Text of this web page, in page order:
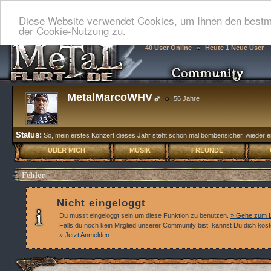
Diese Website verwendet Cookies, um Ihnen den
der Cookie-Nutzung zu.
40 User Online Heute 1 Neue User
MetalMarcoWHV 56 Jahre
Status: So, mein erstes Konzert dieses Jahr steht schon mal bombensicher,
ÜBER MICH MUSIK FREUNDE
Fehler
Nicht eingeloggt
Du musst eingeloggt sein um diese Funktion zu benutzen. » Gehe zum
Falls du noch kein Mitglied unserer Community bist, kannst Du dich
» Jetzt Anmelden